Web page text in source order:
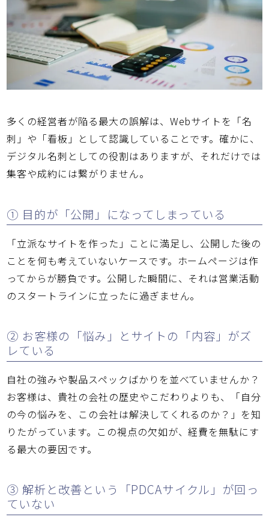
多くの経営者が陥る最大の誤解は、Webサイトを「名
刺」や「看板」として認識していることです。確かに、
デジタル名刺としての役割はありますが、それだけでは
集客や成約には繋がりません。
① 目的が「公開」になってしまっている
「立派なサイトを作った」ことに満足し、公開した後の
ことを何も考えていないケースです。ホームページは作
ってからが勝負です。公開した瞬間に、それは営業活動
のスタートラインに立ったに過ぎません。
② お客様の「悩み」とサイトの「内容」がズ
レている
自社の強みや製品スペックばかりを並べていませんか？
お客様は、貴社の会社の歴史やこだわりよりも、「自分
の今の悩みを、この会社は解決してくれるのか？」を知
りたがっています。この視点の欠如が、経費を無駄にす
る最大の要因です。
③ 解析と改善という「PDCAサイクル」が回っ
ていない